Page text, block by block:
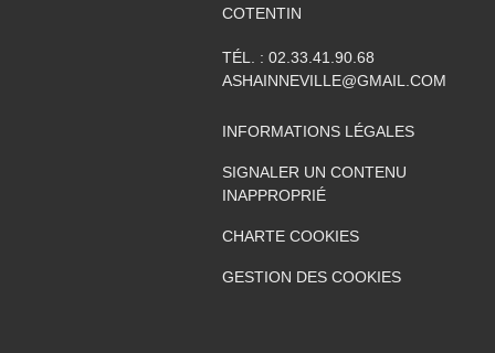
COTENTIN
TÉL. : 02.33.41.90.68
ASHAINNEVILLE@GMAIL.COM
INFORMATIONS LÉGALES
SIGNALER UN CONTENU
INAPPROPRIÉ
CHARTE COOKIES
GESTION DES COOKIES